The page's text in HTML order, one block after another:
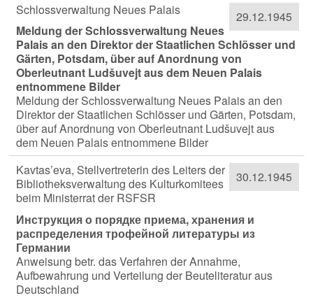
29.12.1945
Schlossverwaltung Neues Palais
Meldung der Schlossverwaltung Neues
Palais an den Direktor der Staatlichen Schlösser und
Gärten, Potsdam, über auf Anordnung von
Oberleutnant Ludšuvejt aus dem Neuen Palais
entnommene Bilder
Meldung der Schlossverwaltung Neues Palais an den
Direktor der Staatlichen Schlösser und Gärten, Potsdam,
über auf Anordnung von Oberleutnant Ludšuvejt aus
dem Neuen Palais entnommene Bilder
30.12.1945
Kavtas’eva, Stellvertreterin des Leiters der
Bibliotheksverwaltung des Kulturkomitees
beim Ministerrat der RSFSR
Инструкция о порядке приема, хранения и
распределения трофейной литературы из
Германии
Anweisung betr. das Verfahren der Annahme,
Aufbewahrung und Verteilung der Beuteliteratur aus
Deutschland